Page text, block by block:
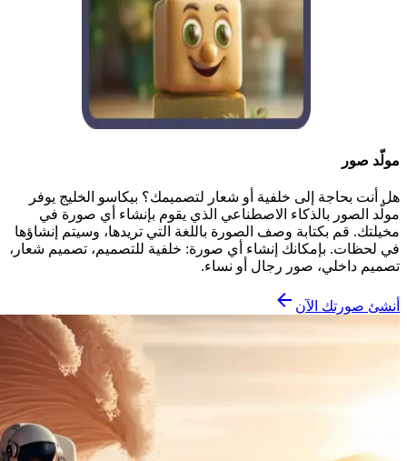
مولّد صور
هل أنت بحاجة إلى خلفية أو شعار لتصميمك؟ بيكاسو الخليج يوفر
مولّد الصور بالذكاء الاصطناعي الذي يقوم بإنشاء أي صورة في
مخيلتك. قم بكتابة وصف الصورة باللغة التي تريدها، وسيتم إنشاؤها
في لحظات. بإمكانك إنشاء أي صورة: خلفية للتصميم، تصميم شعار،
تصميم داخلي، صور رجال أو نساء.
أنشئ صورتك الآن